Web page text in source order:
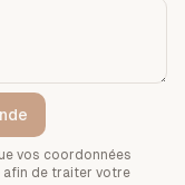
vos coordonnées
afin de traiter votre